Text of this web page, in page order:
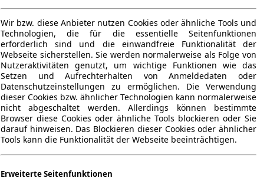
Wir bzw. diese Anbieter nutzen Cookies oder ähnliche Tools und
Technologien, die für die essentielle Seitenfunktionen
erforderlich sind und die einwandfreie Funktionalität der
Webseite sicherstellen. Sie werden normalerweise als Folge von
Nutzeraktivitäten genutzt, um wichtige Funktionen wie das
Setzen und Aufrechterhalten von Anmeldedaten oder
Datenschutzeinstellungen zu ermöglichen. Die Verwendung
dieser Cookies bzw. ähnlicher Technologien kann normalerweise
nicht abgeschaltet werden. Allerdings können bestimmte
Browser diese Cookies oder ähnliche Tools blockieren oder Sie
darauf hinweisen. Das Blockieren dieser Cookies oder ähnlicher
Tools kann die Funktionalität der Webseite beeinträchtigen.
Erweiterte Seitenfunktionen